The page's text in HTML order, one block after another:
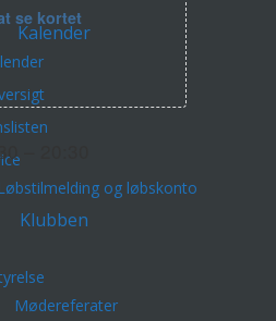
Kalender
Løbstilmelding og løbskonto
Klubben
Mødereferater
se kortet
– 20:30